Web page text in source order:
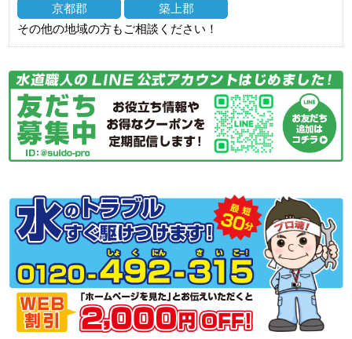
京都郡
築上郡
その他の地域の方もご相談ください！